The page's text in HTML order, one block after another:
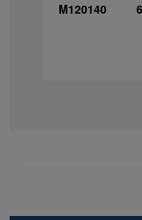
M120140